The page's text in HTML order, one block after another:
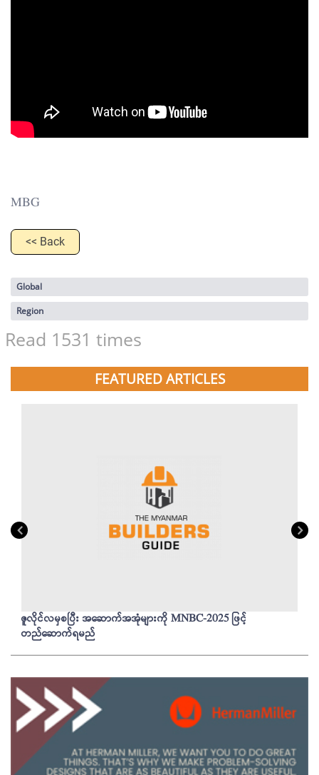
MBG
<< Back
Global
Region
Read 1531 times
FEATURED ARTICLES
ဇူလိုင်လမှစပြီး အဆောက်အအုံများကို MNBC-2025 ဖြင့်
တည်ဆောက်ရမည်